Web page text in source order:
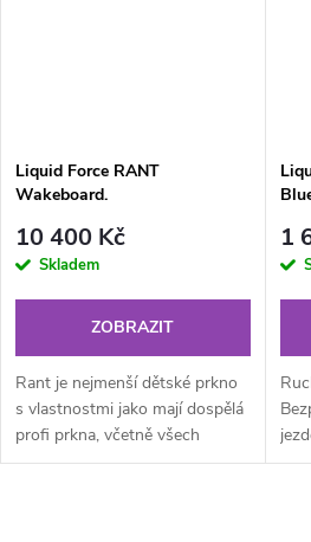
Liquid Force RANT
Wakeboard.
10 400 Kč
Skladem
ZOBRAZIT
Rant je nejmenší dětské prkno
s vlastnostmi jako mají dospělá
profi prkna, včetně všech
technologií,. Tohle je deska,
1